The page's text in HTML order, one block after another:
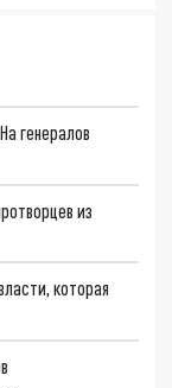
генералов
из
которая